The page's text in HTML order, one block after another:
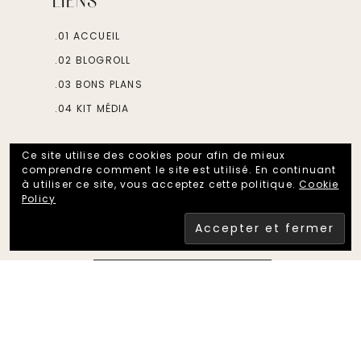
.01 ACCUEIL
.02 BLOGROLL
.03 BONS PLANS
.04 KIT MÉDIA
DISCUTONS
Ce site utilise des cookies pour afin de mieux
comprendre comment le site est utilisé. En continuant
à utiliser ce site, vous acceptez cette politique.Cookie
Policy